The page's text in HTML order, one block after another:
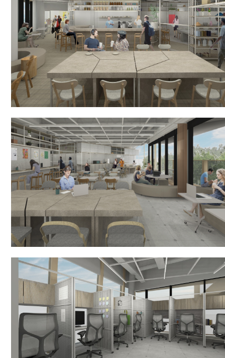
HARAJUKU 原宿
MINAMI AOYAMA 南青山
HISAYA ODORI 久屋大通
Nacasa & Partners
NEWS ニュース
SPACE MANAGEMENT ホール＆カンファレンス
WITHyou
POPUP ポップアップ